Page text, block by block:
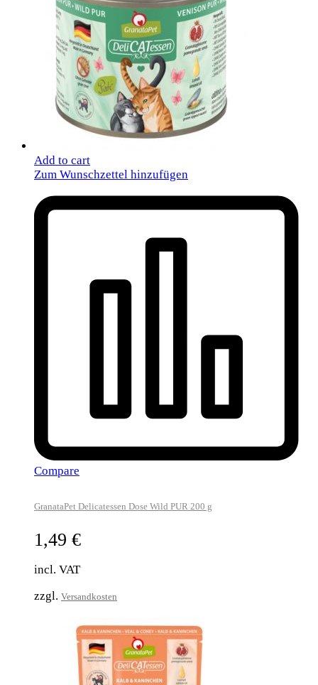
Add to cart
Zum Wunschzettel hinzufügen
Compare
GranataPet Delicatessen Dose Wild PUR 200 g
1,49 €
incl. VAT
zzgl. Versandkosten